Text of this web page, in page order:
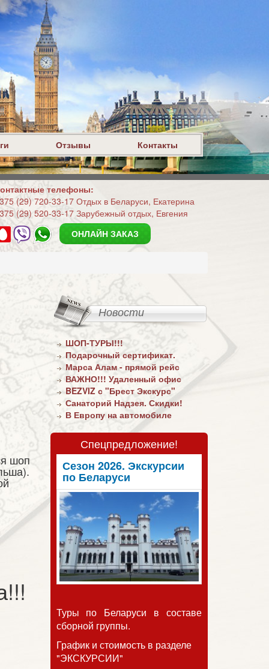
Отзывы Контакты
телефоны:
(29) 720-33-17 Отдых в Беларуси, Екатерина
(29) 520-33-17 Зарубежный отдых, Евгения
ОНЛАЙН ЗАКАЗ
шоп
Новости
ШОП-ТУРЫ!!!
Подарочный сертификат.
Марса Алам - прямой рейс
ВАЖНО!!! Удаленный офис
BEZVIZ с "Брест Экскурс"
Санаторий Надзея. Скидки!
В Европу на автомобиле
Спецпредложение!
Сезон 2026. Экскурсии
по Беларуси
Туры по Беларуси в составе
сборной группы.
График и стоимостьв разделе
"ЭКСКУРСИИ"